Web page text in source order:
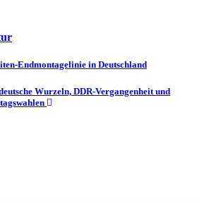
Endmontagelinie in Deutschland
Wurzeln, DDR-Vergangenheit und